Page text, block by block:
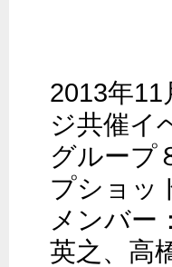
2013年
ジ共催イ
グループ
プショッ
メンバー
英之、高